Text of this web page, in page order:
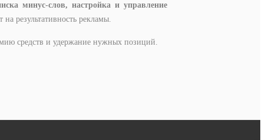
минус-слов, настройка и управление
результативность рекламы.
средств и удержание нужных позиций.